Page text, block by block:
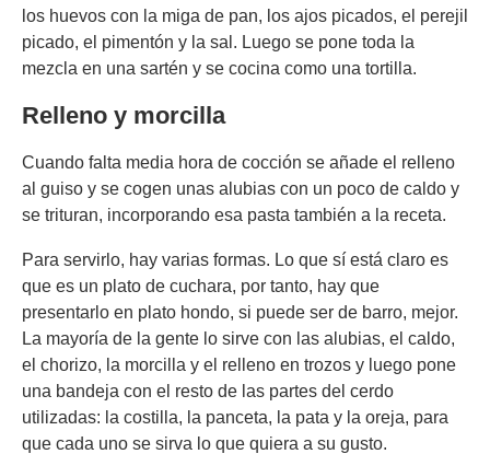
los huevos con la miga de pan, los ajos picados, el perejil
picado, el pimentón y la sal. Luego se pone toda la
mezcla en una sartén y se cocina como una tortilla.
Relleno y morcilla
Cuando falta media hora de cocción se añade el relleno
al guiso y se cogen unas alubias con un poco de caldo y
se trituran, incorporando esa pasta también a la receta.
Para servirlo, hay varias formas. Lo que sí está claro es
que es un plato de cuchara, por tanto, hay que
presentarlo en plato hondo, si puede ser de barro, mejor.
La mayoría de la gente lo sirve con las alubias, el caldo,
el chorizo, la morcilla y el relleno en trozos y luego pone
una bandeja con el resto de las partes del cerdo
utilizadas: la costilla, la panceta, la pata y la oreja, para
que cada uno se sirva lo que quiera a su gusto.